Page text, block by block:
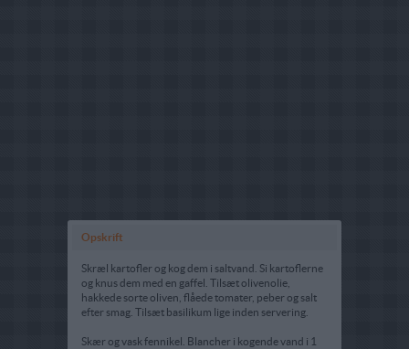
Opskrift
Skræl kartofler og kog dem i saltvand. Si kartoflerne
og knus dem med en gaffel. Tilsæt olivenolie,
hakkede sorte oliven, flåede tomater, peber og salt
efter smag. Tilsæt basilikum lige inden servering.
Skær og vask fennikel. Blancher i kogende vand i 1